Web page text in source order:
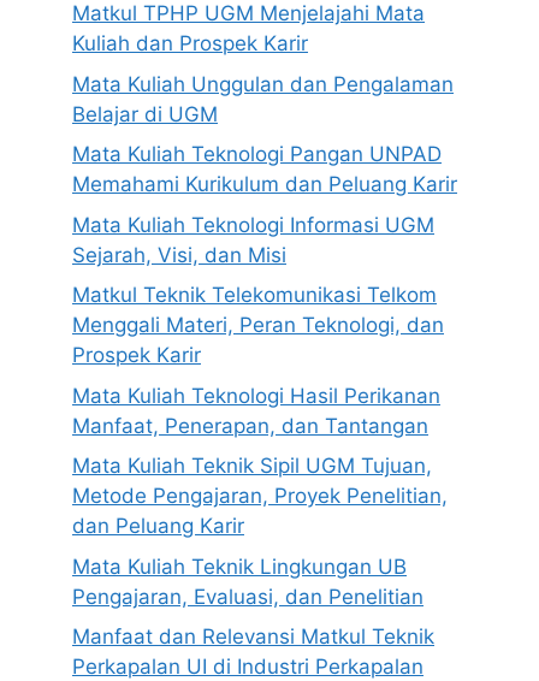
Matkul TPHP UGM Menjelajahi Mata
Kuliah dan Prospek Karir
Mata Kuliah Unggulan dan Pengalaman
Belajar di UGM
Mata Kuliah Teknologi Pangan UNPAD
Memahami Kurikulum dan Peluang Karir
Mata Kuliah Teknologi Informasi UGM
Sejarah, Visi, dan Misi
Matkul Teknik Telekomunikasi Telkom
Menggali Materi, Peran Teknologi, dan
Prospek Karir
Mata Kuliah Teknologi Hasil Perikanan
Manfaat, Penerapan, dan Tantangan
Mata Kuliah Teknik Sipil UGM Tujuan,
Metode Pengajaran, Proyek Penelitian,
dan Peluang Karir
Mata Kuliah Teknik Lingkungan UB
Pengajaran, Evaluasi, dan Penelitian
Manfaat dan Relevansi Matkul Teknik
Perkapalan UI di Industri Perkapalan